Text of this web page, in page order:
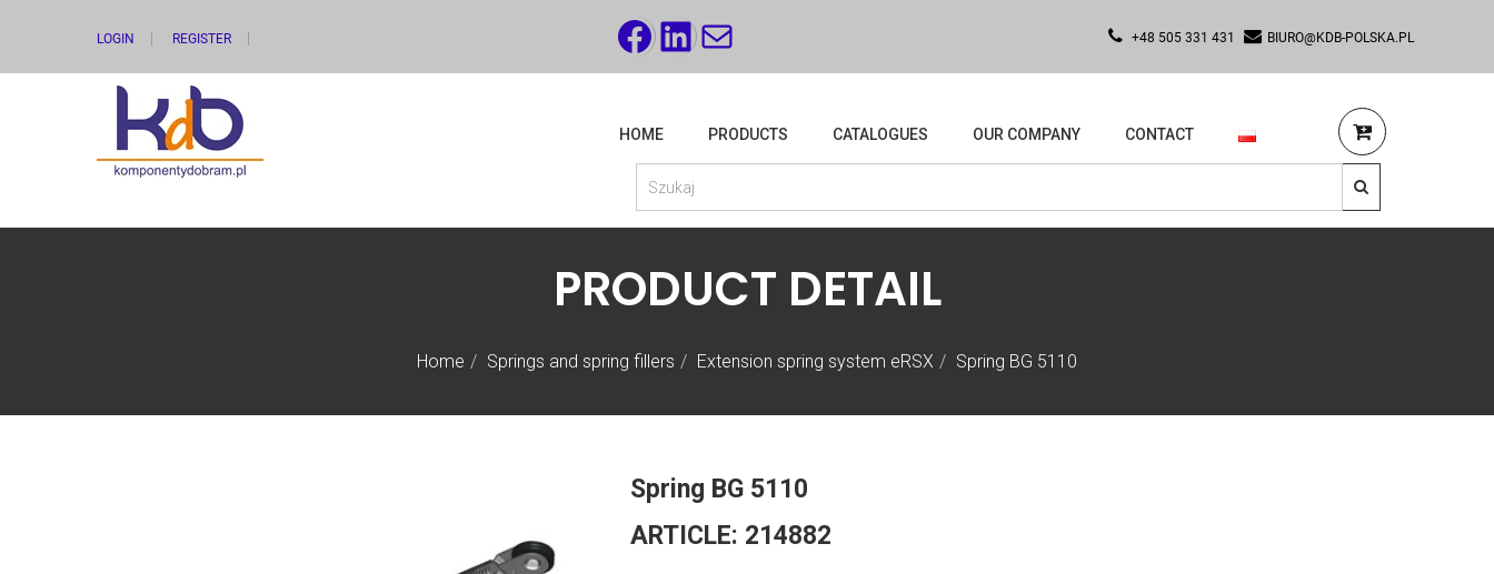
LOGIN REGISTER FACEBOOK
LINKEDIN
MAIL +48 505 331 431 BIURO@KDB-POLSKA.PL
HOME PRODUCTS CATALOGUES OUR COMPANY CONTACT
Home Springs and spring fillers Extension spring system eRSX Spring BG 5110
PRODUCT DETAIL
Spring BG 5110
ARTICLE: 214882